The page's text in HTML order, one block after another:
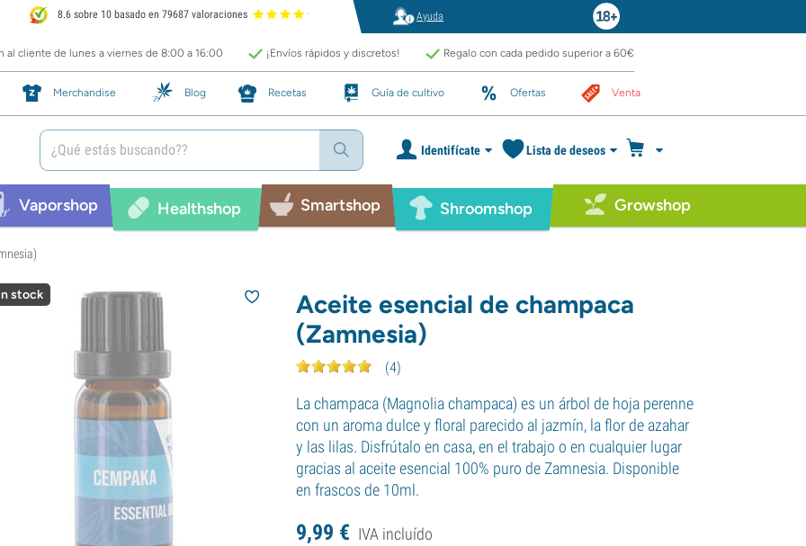
8.6 sobre 10 basado en 79687 valoraciones Ayuda
al cliente de lunes a viernes de 8:00 a 16:00 ¡Envíos rápidos y discretos! Regalo con cada pedido superior a 60€
Merchandise Blog Recetas Guía de cultivo Ofertas Venta
Identifícate Lista de deseos
Vaporshop Healthshop Smartshop Shroomshop Growshop
stock
Aceite esencial de champaca
(Zamnesia)
(4)
La champaca (Magnolia champaca) es un árbol de hoja perenne
con un aroma dulce y floral parecido al jazmín, la flor de azahar
y las lilas. Disfrútalo en casa, en el trabajo o en cualquier lugar
gracias al aceite esencial 100% puro de Zamnesia. Disponible
en frascos de 10ml.
9,99 € IVA incluído